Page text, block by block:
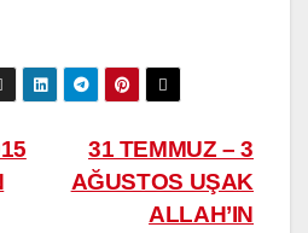
31 TEMMUZ – 3
AĞUSTOS UŞAK
ALLAH’IN